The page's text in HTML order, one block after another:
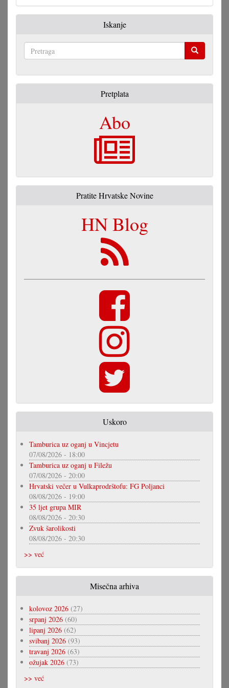
Iskanje
Pretplata
Abo
Pratite Hrvatske Novine
HN Blog
Uskoro
Tamburica uz oganj u Vincjetu
07/08/2026 - 18:00
Tamburica uz oganj u Filežu
07/08/2026 - 20:00
Hrvatski večer u Vulkaprodrštofu: FG Poljanci
08/08/2026 - 19:00
35 ljet grupa MIR
08/08/2026 - 20:30
Zvuk šarolikosti
08/08/2026 - 20:30
>> već
Misečna arhiva
kolovoz 2026 (27)
srpanj 2026 (60)
lipanj 2026 (62)
svibanj 2026 (93)
travanj 2026 (63)
ožujak 2026 (73)
>> već